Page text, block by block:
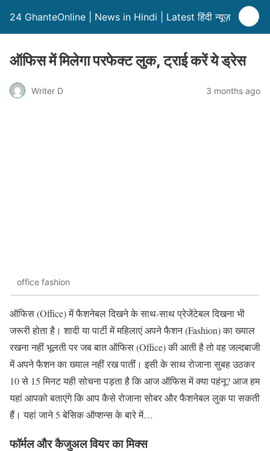
24 GhanteOnline | News in Hindi | Latest हिंदी न्यूज़
ऑफिस में मिलेगा परफेक्ट लुक, ट्राई करें ये ड्रेस
Writer D 3 months ago
office fashion
ऑफिस (Office) में फैशनेबल दिखने के साथ-साथ प्रेजेंटेबल दिखना भी
जरूरी होता है। शादी या पार्टी में महिलाएं अपने फैशन (Fashion) का ख्याल
रखना नहीं भूलती पर जब बात ऑफिस (Office) की आती है तो वह जल्दबाजी
में अपने फैशन का ख्याल नहीं रख पातीं। इसी के साथ रोजाना सुबह उठकर
10 से 15 मिनट यही सोचना पड़ता है कि आज ऑफिस में क्या पहंनू? आज हम
यहां आपको बताएंगे कि आप कैसे रोजाना सोबर और फैशनेबल लुक पा सकती
हैं। यहां जाने 5 बेसिक ऑप्शन्स के बारे में…
फॉर्मल और कैजुअल वियर का मिक्स